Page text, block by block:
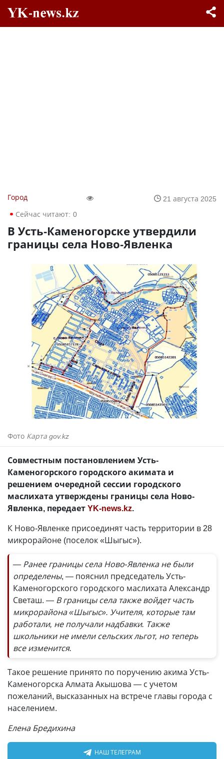
Город
21 августа 2025
Сейчас читают: 0
В Усть-Каменогорске утвердили
границы села Ново-Явленка
Фото Карта gov.kz
Совместным постановлением Усть-
Каменогорского городского акимата и
решением очередной сессии городского
маслихата утверждены границы села Ново-
Явленка, передаетYK-news.kz.
К Ново-Явленке присоединят часть территории в 28
микрорайоне (поселок «Шыгыс»).
— Ранее границы села Ново-Явленка не были
определены, — пояснил председатель Усть-
Каменогорского городского маслихата Александр
Светаш. — В границы села также войдет часть
микрорайона «Шыгыс». Учителя, которые там
работали, не получали надбавки. Также
школьники не имели сельских льгот, но теперь
все изменится.
Такое решение принято по поручению акима Усть-
Каменогорска Алмата Акышова — с учетом
пожеланий, высказанных на встрече главы города с
населением.
Елена Бредихина
НАШ ТЕЛЕГРАМ